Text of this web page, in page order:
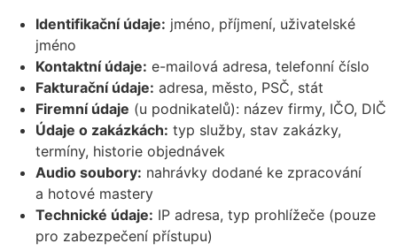
Identifikační údaje: jméno, příjmení, uživatelské
jméno
Kontaktní údaje: e-mailová adresa, telefonní číslo
Fakturační údaje: adresa, město, PSČ, stát
Firemní údaje (u podnikatelů): název firmy, IČO, DIČ
Údaje o zakázkách: typ služby, stav zakázky,
termíny, historie objednávek
Audio soubory: nahrávky dodané ke zpracování
a hotové mastery
Technické údaje: IP adresa, typ prohlížeče (pouze
pro zabezpečení přístupu)